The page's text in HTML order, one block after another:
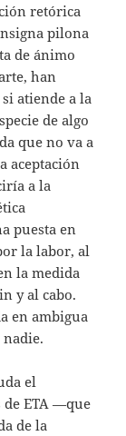
retórica
pilona
de ánimo
han
atiende a la
de algo
que no va a
aceptación
a la
puesta en
la labor, al
la medida
y al cabo.
en ambigua
nadie.
el
de ETA —que
de la